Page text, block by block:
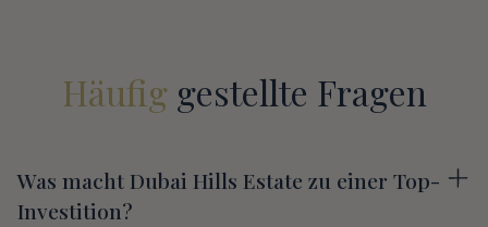
Häufig gestellte Fragen
Was macht Dubai Hills Estate zu einer Top-
Investition?